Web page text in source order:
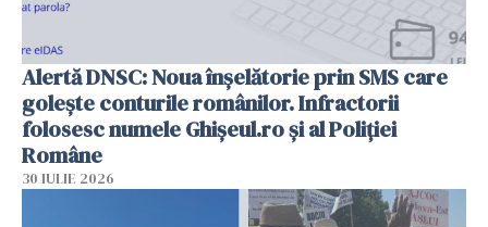
Alertă DNSC: Noua înșelătorie prin SMS care
golește conturile românilor. Infractorii
folosesc numele Ghișeul.ro și al Poliției
Române
30 IULIE 2026